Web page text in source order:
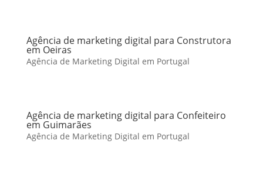
Agência de marketing digital para Construtora
em Oeiras
Agência de Marketing Digital em Portugal
Agência de marketing digital para Confeiteiro
em Guimarães
Agência de Marketing Digital em Portugal